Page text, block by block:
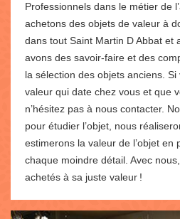
Professionnels dans le métier de
achetons des objets de valeur à
dans tout Saint Martin D Abbat et
avons des savoir-faire et des
la sélection des objets anciens.
valeur qui date chez vous et que
n’hésitez pas à nous contacter.
pour étudier l’objet, nous
estimerons la valeur de l’objet en
chaque moindre détail. Avec
achetés à sa juste valeur !